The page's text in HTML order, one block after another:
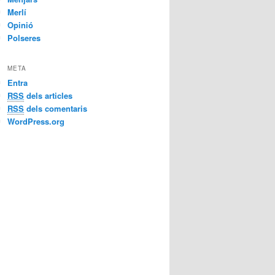
Merlí
Opinió
Polseres
META
Entra
RSS dels articles
RSS dels comentaris
WordPress.org